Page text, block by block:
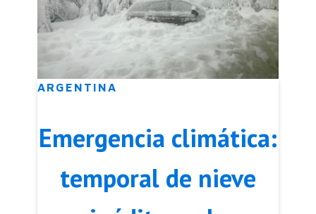
ARGENTINA
Emergencia climática:
temporal de nieve